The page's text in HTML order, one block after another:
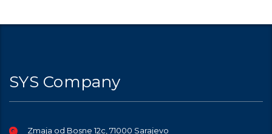
SYS Company
Zmaja od Bosne 12c, 71000 Sarajevo